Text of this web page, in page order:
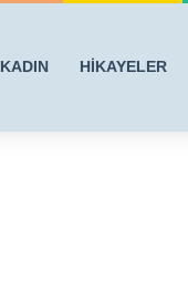
KADIN HİKAYELER